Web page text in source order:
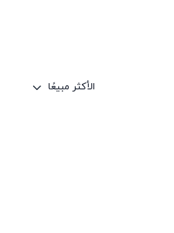
الأكثر مبيعًا